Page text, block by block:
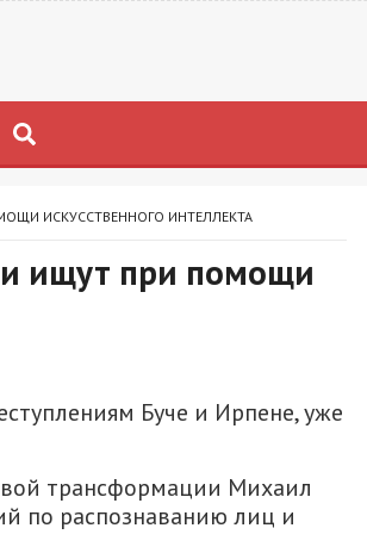
ИСКУССТВЕННОГО ИНТЕЛЛЕКТА
ищут при помощи
Буче и Ирпене, уже
трансформации Михаил
по распознаванию лиц и